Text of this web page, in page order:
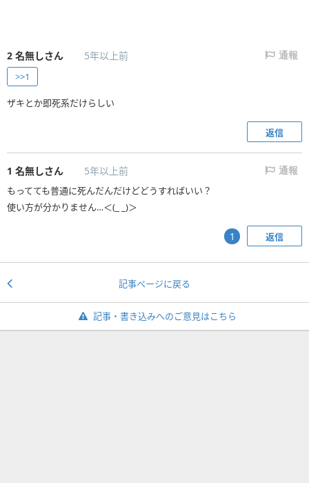
2 名無しさん 5年以上前 通報
>>1
ザキとか即死系だけらしい
返信
1 名無しさん 5年以上前 通報
もってても普通に死んだんだけどどうすればいい？
使い方が分かりません…＜(_ _)＞
返信
1
記事ページに戻る
記事・書き込みへのご意見はこちら